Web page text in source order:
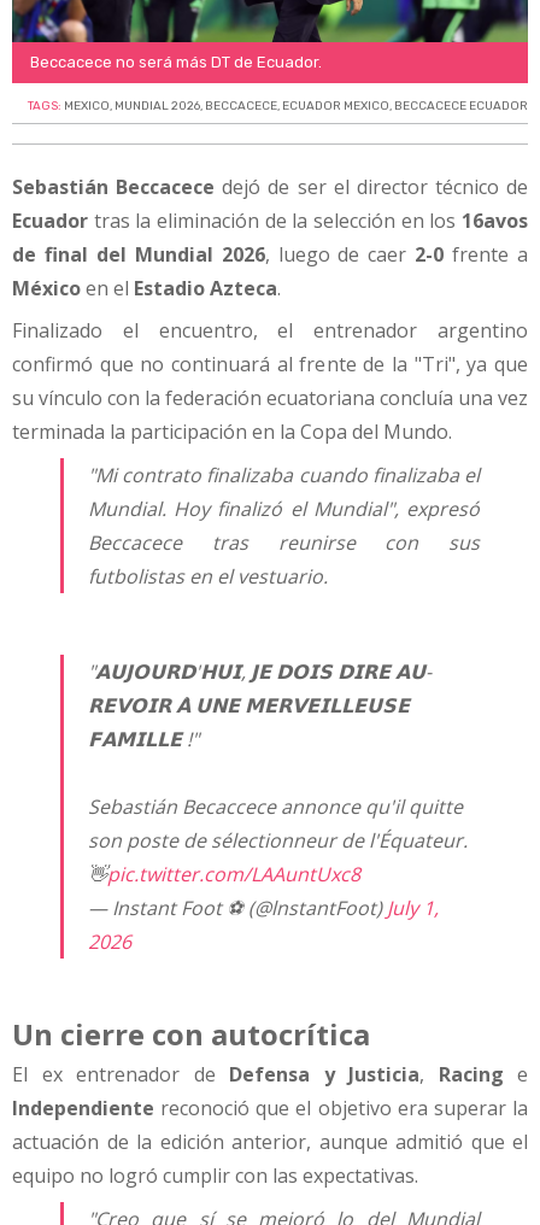
Beccacece no será más DT de Ecuador.
TAGS: MEXICO, MUNDIAL 2026, BECCACECE, ECUADOR MEXICO, BECCACECE ECUADOR
Sebastián Beccacece dejó de ser el director técnico de
Ecuador tras la eliminación de la selección en los 16avos
de final del Mundial 2026, luego de caer 2-0 frente a
Méxicoen el Estadio Azteca.
Finalizado el encuentro, el entrenador argentino
confirmó que no continuará al frente de la "Tri", ya que
su vínculo con la federación ecuatoriana concluía una vez
terminada la participación en la Copa del Mundo.
"Mi contrato finalizaba cuando finalizaba el
Mundial. Hoy finalizó el Mundial", expresó
Beccacece tras reunirse con sus
futbolistas en el vestuario.
"𝗔𝗨𝗝𝗢𝗨𝗥𝗗'𝗛𝗨𝗜, 𝗝𝗘 𝗗𝗢𝗜𝗦 𝗗𝗜𝗥𝗘 𝗔𝗨-
𝗥𝗘𝗩𝗢𝗜𝗥 𝗔̀ 𝗨𝗡𝗘 𝗠𝗘𝗥𝗩𝗘𝗜𝗟𝗟𝗘𝗨𝗦𝗘
𝗙𝗔𝗠𝗜𝗟𝗟𝗘 !"
Sebastián Becaccece annonce qu'il quitte
son poste de sélectionneur de l'Équateur.
👋pic.twitter.com/LAAuntUxc8
— Instant Foot ⚽️ (@lnstantFoot)July 1,
2026
Un cierre con autocrítica
El ex entrenador de Defensa y Justicia, Racing e
Independiente reconoció que el objetivo era superar la
actuación de la edición anterior, aunque admitió que el
equipo no logró cumplir con las expectativas.
"Creo que sí se mejoró lo del Mundial